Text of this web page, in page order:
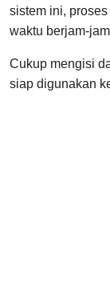
sistem ini,
waktu berjam-
Cukup mengisi
siap digunakan